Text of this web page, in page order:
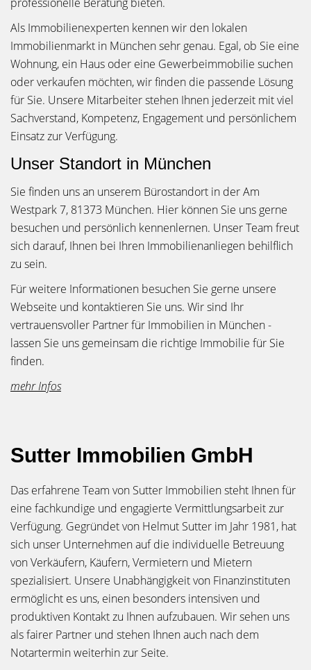
Als Immobilienexperten kennen wir den lokalen
Immobilienmarkt in München sehr genau. Egal, ob Sie eine
Wohnung, ein Haus oder eine Gewerbeimmobilie suchen
oder verkaufen möchten, wir finden die passende Lösung
für Sie. Unsere Mitarbeiter stehen Ihnen jederzeit mit viel
Sachverstand, Kompetenz, Engagement und persönlichem
Einsatz zur Verfügung.
Unser Standort in München
Sie finden uns an unserem Bürostandort in der Am
Westpark 7, 81373 München. Hier können Sie uns gerne
besuchen und persönlich kennenlernen. Unser Team freut
sich darauf, Ihnen bei Ihren Immobilienanliegen behilflich
zu sein.
Für weitere Informationen besuchen Sie gerne unsere
Webseite und kontaktieren Sie uns. Wir sind Ihr
vertrauensvoller Partner für Immobilien in München -
lassen Sie uns gemeinsam die richtige Immobilie für Sie
finden.
mehr Infos
Sutter Immobilien GmbH
Das erfahrene Team von Sutter Immobilien steht Ihnen für
eine fachkundige und engagierte Vermittlungsarbeit zur
Verfügung. Gegründet von Helmut Sutter im Jahr 1981, hat
sich unser Unternehmen auf die individuelle Betreuung
von Verkäufern, Käufern, Vermietern und Mietern
spezialisiert. Unsere Unabhängigkeit von Finanzinstituten
ermöglicht es uns, einen besonders intensiven und
produktiven Kontakt zu Ihnen aufzubauen. Wir sehen uns
als fairer Partner und stehen Ihnen auch nach dem
Notartermin weiterhin zur Seite.